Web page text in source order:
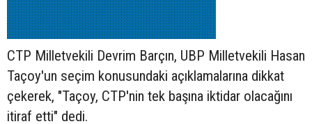
CTP Milletvekili Devrim Barçın, UBP Milletvekili Hasan
Taçoy'un seçim konusundaki açıklamalarına dikkat
çekerek, "Taçoy, CTP'nin tek başına iktidar olacağını
itiraf etti" dedi.